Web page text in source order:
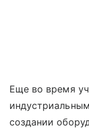
Еще во время
создании